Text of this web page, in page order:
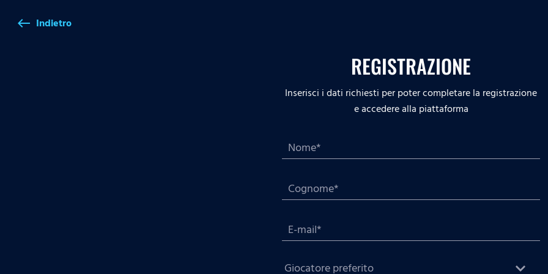
west Indietro
REGISTRAZIONE
Inserisci i dati richiesti per poter completare la registrazione
e accedere alla piattaforma